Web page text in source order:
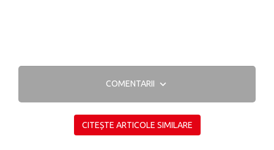
COMENTARII
CITEȘTE ARTICOLE SIMILARE